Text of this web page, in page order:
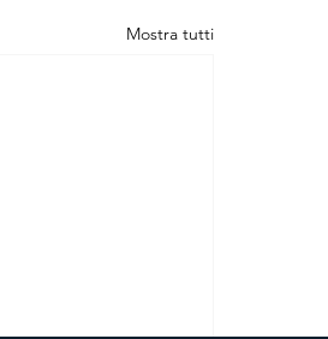
Mostra tutti